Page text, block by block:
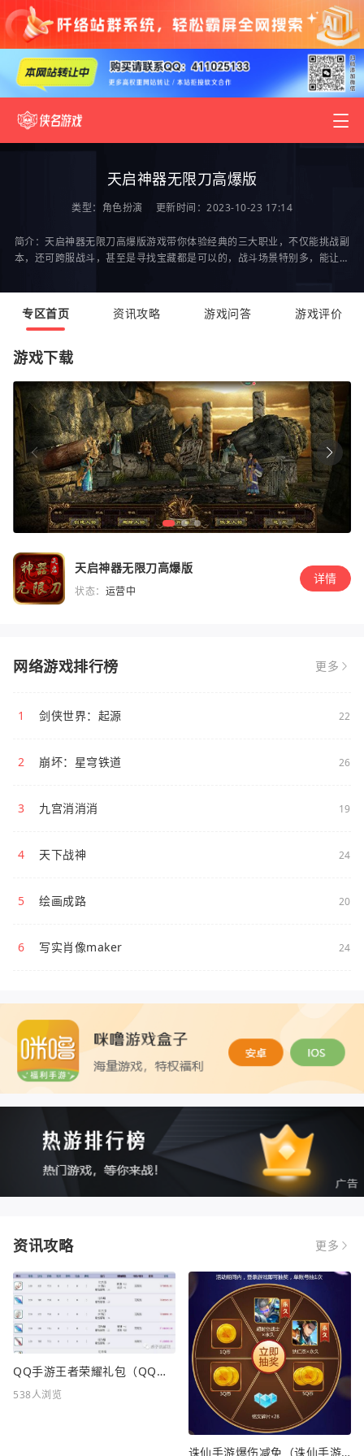
天启神器无限刀高爆版
类型： 角色扮演 更新时间：2023-10-23 17:14
简介：天启神器无限刀高爆版游戏带你体验经典的三大职业，不仅能挑战副
本，还可跨服战斗，甚至是寻找宝藏都是可以的，战斗场景特别多，能让游
专区首页 资讯攻略 游戏问答 游戏评价
游戏下载
天启神器无限刀高爆版
状态： 运营中
详情
网络游戏排行榜 更多
1 剑侠世界：起源 22
2 崩坏：星穹铁道 26
3 九宫消消消 19
4 天下战神 24
5 绘画成路 20
6 写实肖像maker 24
资讯攻略 更多
QQ手游王者荣耀礼包（QQ手游王者荣耀礼包在哪领）
538人浏览
诛仙手游爆伤减免（诛仙手游爆伤减免重要吗）